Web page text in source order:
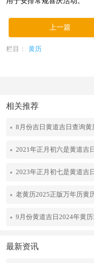
上一篇
栏目： 黄历
相关推荐
8月份吉日黄道吉日查询黄
2021年正月初六是黄道吉
2023年正月初七是黄道吉
老黄历2025正版万年历黄
9月份黄道吉日2024年黄
最新资讯